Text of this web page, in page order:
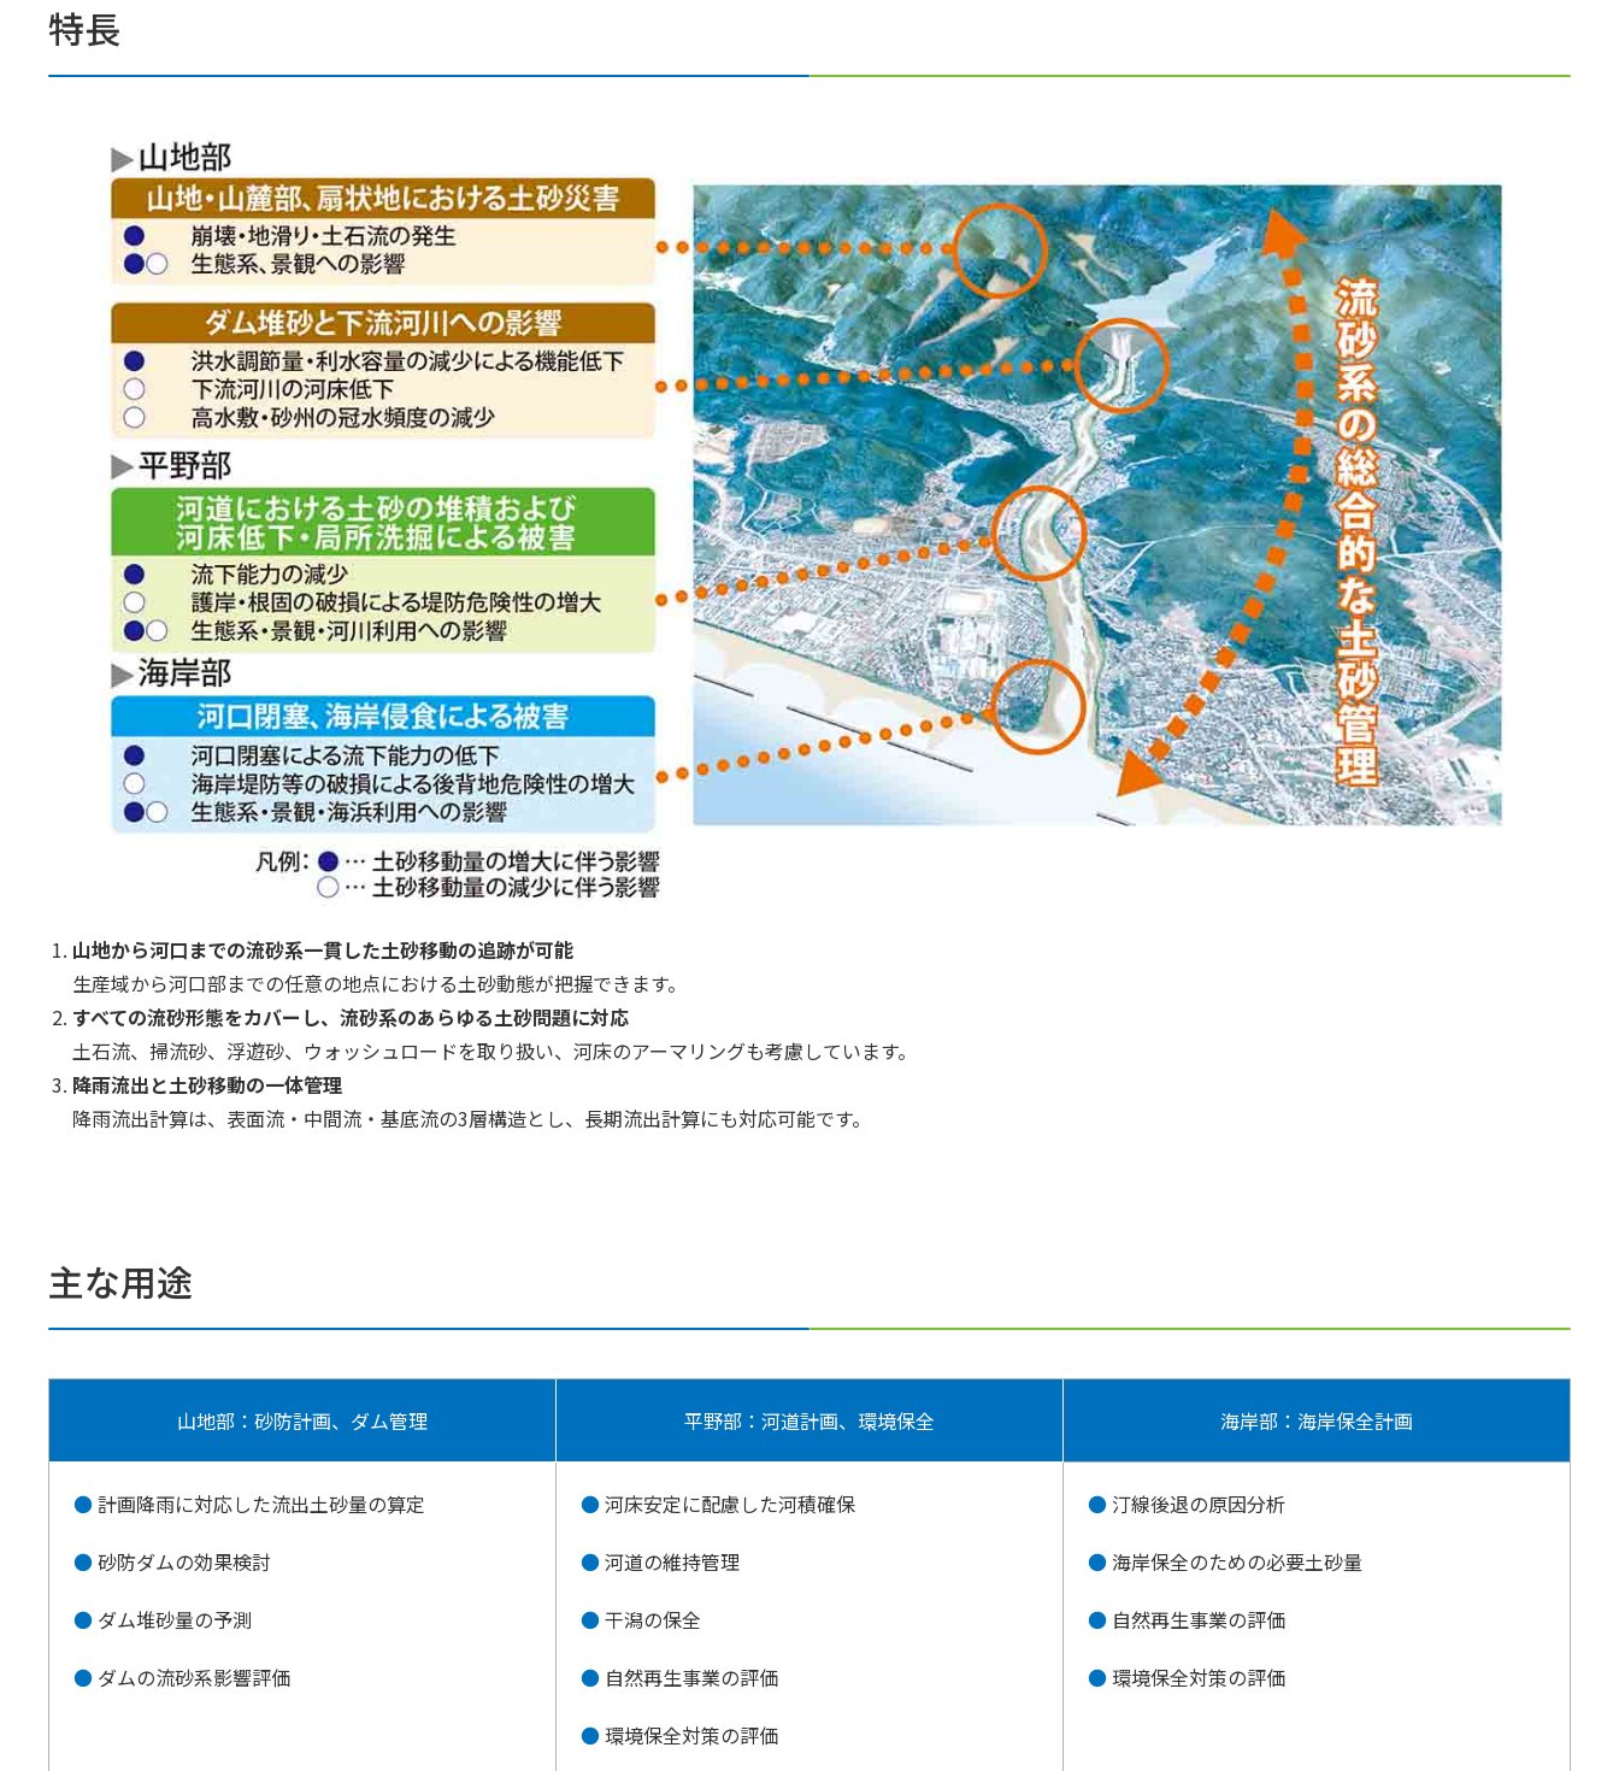
特長
山地から河口までの流砂系一貫した土砂移動の追跡が可能
生産域から河口部までの任意の地点における土砂動態が把握できます。
すべての流砂形態をカバーし、流砂系のあらゆる土砂問題に対応
土石流、掃流砂、浮遊砂、ウォッシュロードを取り扱い、河床のアーマリングも考慮しています。
降雨流出と土砂移動の一体管理
降雨流出計算は、表面流・中間流・基底流の3層構造とし、長期流出計算にも対応可能です。
主な用途
山地部：砂防計画、ダム管理 平野部：河道計画、環境保全 海岸部：海岸保全計画
計画降雨に対応した流出土砂量の算定
砂防ダムの効果検討
ダム堆砂量の予測
ダムの流砂系影響評価
河床安定に配慮した河積確保
河道の維持管理
干潟の保全
自然再生事業の評価
環境保全対策の評価
汀線後退の原因分析
海岸保全のための必要土砂量
自然再生事業の評価
環境保全対策の評価